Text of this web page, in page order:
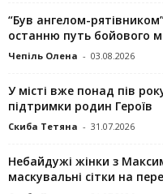
“Був ангелом-
останню путь бойового
Чепіль Олена - 03.08.2026
У місті вже понад пів
підтримки родин Героїв
Скиба Тетяна - 31.07.2026
Небайдужі жінки з
маскувальні сітки на